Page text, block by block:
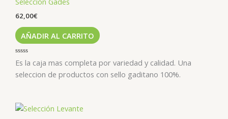
62,00€
AÑADIR AL CARRITO
Valorado
con
0
de
Es la caja mas completa por variedad y calidad. Una
seleccion de productos con sello gaditano 100%.